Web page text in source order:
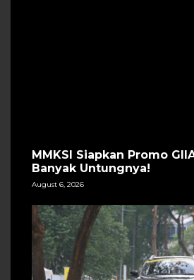
MMKSI Siapkan Promo
Banyak Untungnya!
August 6, 2026